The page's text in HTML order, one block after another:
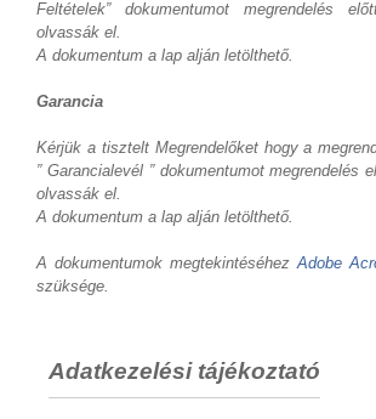
Feltételek” dokumentumot megrendelés
olvassák el.
A dokumentum a lap alján letölthető.
Garancia
Kérjük a tisztelt Megrendelőket hogy a
” Garancialevél ” dokumentumot megrendelés
olvassák el.
A dokumentum a lap alján letölthető.
A dokumentumok megtekintéséhezAdobe
szüksége.
Adatkezelési tájékoztató